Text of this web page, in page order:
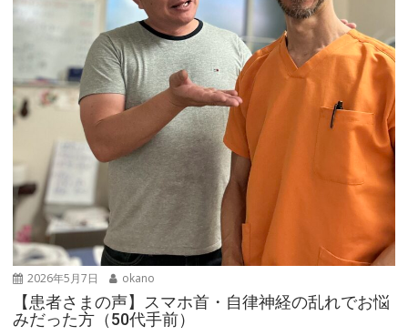
2026年5月7日 okano
【患者さまの声】スマホ首・自律神経の乱れでお悩
みだった方（50代手前）